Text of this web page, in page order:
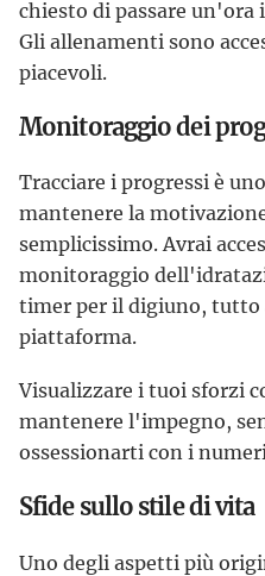
chiesto di passare
Gli allenamenti sono
piacevoli.
Monitoraggio dei
Tracciare i progressi è
mantenere la
semplicissimo. Avrai
monitoraggio
timer per il digiuno, tutto
piattaforma.
Visualizzare i tuoi sforzi
mantenere l'impegno,
ossessionarti con i
Sfide sullo stile di vita
Uno degli aspetti più